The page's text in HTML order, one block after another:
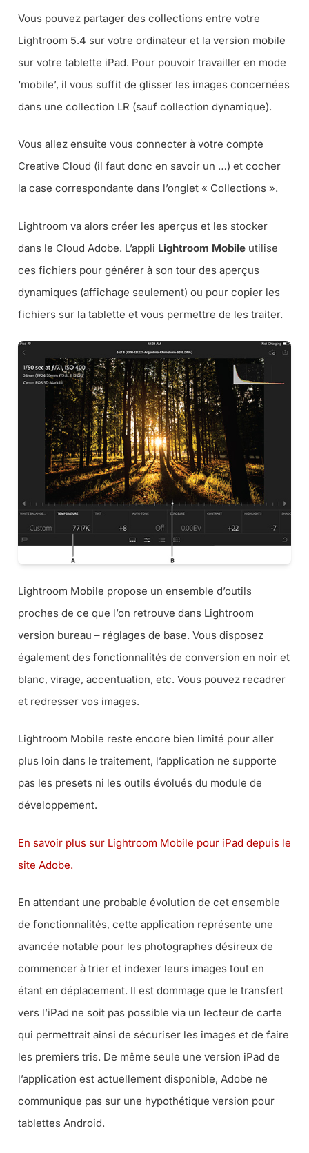
Vous pouvez partager des collections entre votre
Lightroom 5.4 sur votre ordinateur et la version mobile
sur votre tablette iPad. Pour pouvoir travailler en mode
‘mobile’, il vous suffit de glisser les images concernées
dans une collection LR (sauf collection dynamique).
Vous allez ensuite vous connecter à votre compte
Creative Cloud (il faut donc en savoir un …) et cocher
la case correspondante dans l’onglet « Collections ».
Lightroom va alors créer les aperçus et les stocker
dans le Cloud Adobe. L’appli Lightroom Mobile utilise
ces fichiers pour générer à son tour des aperçus
dynamiques (affichage seulement) ou pour copier les
fichiers sur la tablette et vous permettre de les traiter.
Lightroom Mobile propose un ensemble d’outils
proches de ce que l’on retrouve dans Lightroom
version bureau – réglages de base. Vous disposez
également des fonctionnalités de conversion en noir et
blanc, virage, accentuation, etc. Vous pouvez recadrer
et redresser vos images.
Lightroom Mobile reste encore bien limité pour aller
plus loin dans le traitement, l’application ne supporte
pas les presets ni les outils évolués du module de
développement.
En savoir plus sur Lightroom Mobile pour iPad depuis le
site Adobe.
En attendant une probable évolution de cet ensemble
de fonctionnalités, cette application représente une
avancée notable pour les photographes désireux de
commencer à trier et indexer leurs images tout en
étant en déplacement. Il est dommage que le transfert
vers l’iPad ne soit pas possible via un lecteur de carte
qui permettrait ainsi de sécuriser les images et de faire
les premiers tris. De même seule une version iPad de
l’application est actuellement disponible, Adobe ne
communique pas sur une hypothétique version pour
tablettes Android.